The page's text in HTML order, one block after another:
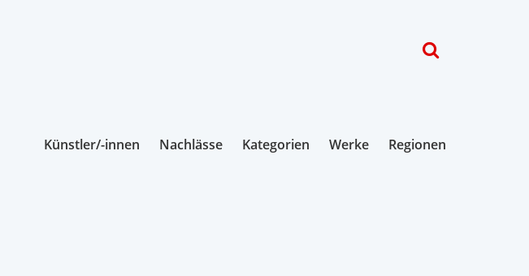
Künstler/-innen Nachlässe Kategorien Werke Regionen